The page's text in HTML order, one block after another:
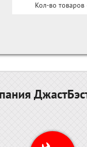
Кол-во товаров